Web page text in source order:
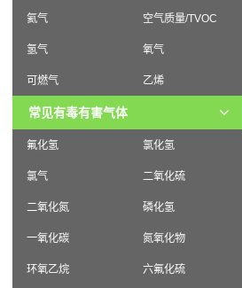
氦气 空气质量/TVOC
氢气 氧气
可燃气 乙烯
常见有毒有害气体
氟化氢 氯化氢
氯气 二氧化硫
二氧化氮 磷化氢
一氧化碳 氮氧化物
环氧乙烷 六氟化硫